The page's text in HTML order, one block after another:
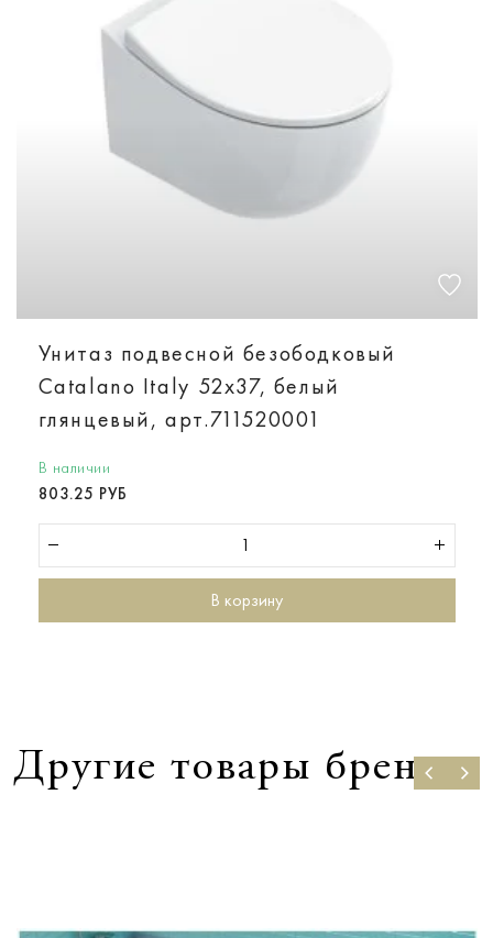
Унитаз подвесной безободковый
Catalano Italy 52х37, белый
глянцевый, арт.711520001
В наличии
803.25 РУБ
В корзину
Другие товары бренда